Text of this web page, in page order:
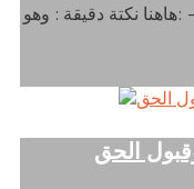
نكتة دقيقة : وهو
الحق